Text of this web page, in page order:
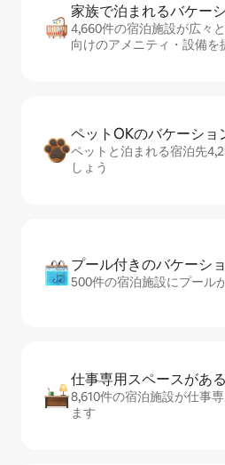
家族で泊まれるバ⁠ケ⁠ー⁠
4,660件の宿泊施設が広々
向けのアメニティ・設備を
ペットOKのバ⁠ケ⁠ー⁠シ⁠ョ⁠
ペットと泊まれる宿泊先
しょう
プール付きのバ⁠ケ⁠ー⁠シ⁠
500件の宿泊施設にプール
仕事専用ス⁠ペ⁠ー⁠スがあ⁠
8,610件の宿泊施設が仕事
ます